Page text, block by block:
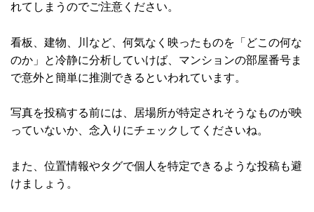
れてしまうのでご注意ください。
看板、建物、川など、何気なく映ったものを「どこの何な
のか」と冷静に分析していけば、マンションの部屋番号ま
で意外と簡単に推測できるといわれています。
写真を投稿する前には、居場所が特定されそうなものが映
っていないか、念入りにチェックしてくださいね。
また、位置情報やタグで個人を特定できるような投稿も避
けましょう。